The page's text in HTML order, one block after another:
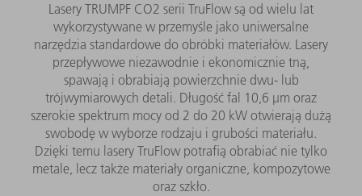
Lasery TRUMPF CO2 serii TruFlow są od wielu lat
wykorzystywane w przemyśle jako uniwersalne
narzędzia standardowe do obróbki materiałów. Lasery
przepływowe niezawodnie i ekonomicznie tną,
spawają i obrabiają powierzchnie dwu- lub
trójwymiarowych detali. Długość fal 10,6 µm oraz
szerokie spektrum mocy od 2 do 20 kW otwierają dużą
swobodę w wyborze rodzaju i grubości materiału.
Dzięki temu lasery TruFlow potrafią obrabiać nie tylko
metale, lecz także materiały organiczne, kompozytowe
oraz szkło.